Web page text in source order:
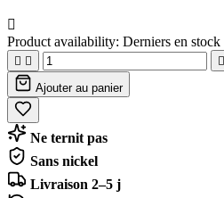

Product availability: Derniers en stock
  
Ajouter au panier
Ne ternit pas
Sans nickel
Livraison 2–5 j